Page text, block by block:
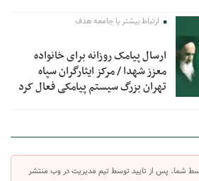
ارتباط بیشتر با جامعه هدف
ارسال پیامک روزانه برای خانواده
معزز شهدا / مرکز ایثارگران سپاه
تهران بزرگ سیستم پیامکی فعال کرد
شما، پس از تایید توسط تیم مدیریت در وب منتشر